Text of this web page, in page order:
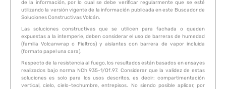
de la información, por lo cual se debe verificar regularmente que se esté
utilizando la versión vigente de la información publicada en este Buscador de
Soluciones Constructivas Volcán.
Las soluciones constructivas que se utilicen para fachada o queden
expuestas a la intemperie, deben considerar el uso de barreras de humedad
(familia Volcanwrap o Fieltros) y aislantes con barrera de vapor incluida
(formato papel una cara).
Respecto de la resistencia al fuego, los resultados están basados en ensayes
realizados bajo norma NCh 935-1/Of.97. Considerar que la validez de estas
soluciones es solo para los usos descritos, es decir: compartimentación
vertical, cielo, cielo-techumbre, entrepisos. No siendo posible aplicar, por